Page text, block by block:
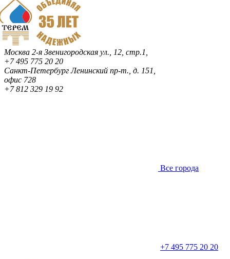
Москва 2-я Звенигородская ул., 12, стр.1,
+7 495 775 20 20
Санкт-ПетербургЛенинский пр-т., д. 151,
офис 728
+7 812 329 19 92
Все города
+7 495 775 20 20